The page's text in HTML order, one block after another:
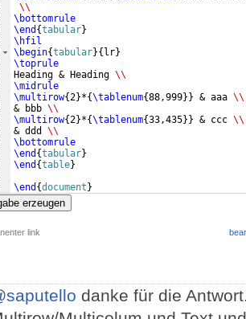
\\
\bottomrule
\end {tabular}
\hfil
\begin{tabular}{ lr}
\toprule
Heading & Heading \\
\midrule
\multirow{2}*{\tablenum{88,999}} & aaa \\
& bbb \\
\multirow{2}*{\tablenum{33,435}} & ccc \\
& ddd \\
\bottomrule
\end {tabular}
\end {table}
\end {document }
erzeugen
link
danke für die